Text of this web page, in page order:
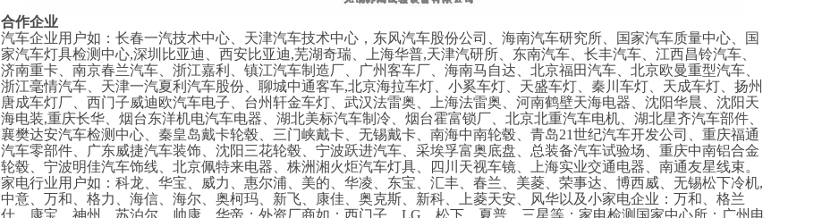
合作企业
汽车企业用户如：长春一汽技术中心、天津汽车技术中心，东风汽车股份公司、海南汽车研究所、国家汽车质量中心、国
家汽车灯具检测中心,深圳比亚迪、西安比亚迪,芜湖奇瑞、上海华普,天津汽研所、东南汽车、长丰汽车、江西昌铃汽车、
济南重卡、南京春兰汽车、浙江嘉利、镇江汽车制造厂、广州客车厂、海南马自达、北京福田汽车、北京欧曼重型汽车、
浙江毫情汽车、天津一汽夏利汽车股份、聊城中通客车,北京海拉车灯、小奚车灯、天盛车灯、秦川车灯、天成车灯、扬州
唐成车灯厂、西门子威迪欧汽车电子、台州轩金车灯、武汉法雷奥、上海法雷奥、河南鹤壁天海电器、沈阳华晨、沈阳天
海电装,重庆长华、烟台东洋机电汽车电器、湖北美标汽车制冷、烟台霍富锁厂、北京北重汽车电机、湖北星齐汽车部件、
襄樊达安汽车检测中心、秦皇岛戴卡轮毂、三门峡戴卡、无锡戴卡、南海中南轮毂、青岛21世纪汽车开发公司、重庆福通
汽车零部件、广东威捷汽车装饰、沈阳三花轮毂、宁波跃进汽车、采埃孚富奥底盘、总装备汽车试验场、重庆中南铝合金
轮毂、宁波明佳汽车饰线、北京佩特来电器、株洲湘火炬汽车灯具、四川天视车镜、上海实业交通电器、南通友星线束。
家电行业用户如：科龙、华宝、威力、惠尔浦、美的、华凌、东宝、汇丰、春兰、美菱、荣事达、博西威、无锡松下冷机,
中意、万和、格力、海信、海尔、奥柯玛、新飞、康佳、奥克斯、新科、上菱天安、风华以及小家电企业：万和、格兰
仕，康宝，神州，苏泊尔，帅康、华帝；外资厂商如：西门子、LG、松下、夏普、三星等；家电检测国家中心所：广州电